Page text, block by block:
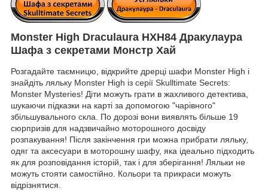
Monster High Draculaura HXH84 Дракулаура
Шафа з секретами Монстр Хай
Розгадайте таємницю, відкрийте дрерці шафи Monster High і
знайдіть ляльку Monster High із серії Skulltimate Secrets:
Monster Mysteries! Діти можуть грати в жахливого детектива,
шукаючи підказки на карті за допомогою "чарівного"
збільшувального скла. По дорозі вони виявлять більше 19
сюрпризів для надзвичайно моторошного досвіду
розпакування! Після закінчення гри можна прибрати ляльку,
одяг та аксесуари в моторошну шафу, яка ідеально підходить
як для розповідання історій, так і для зберігання! Ляльки не
можуть стояти самостійно. Кольори та прикраси можуть
відрізнятися.